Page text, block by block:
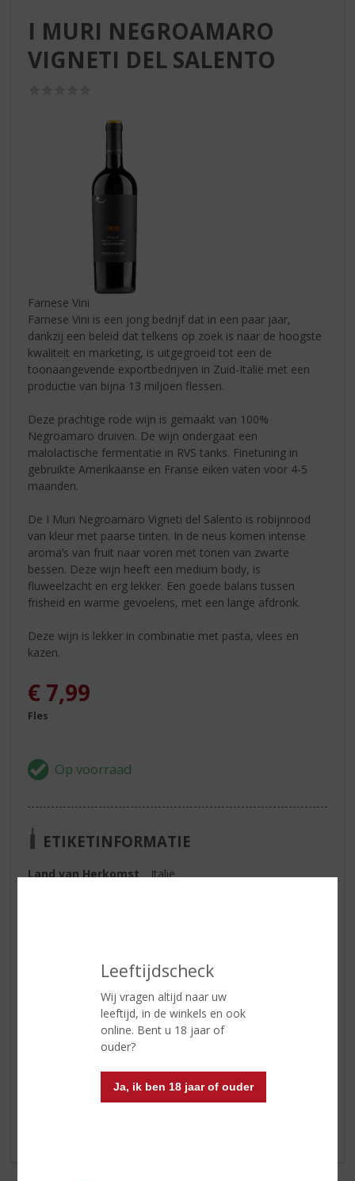
Leeftijdscheck
Wij vragen altijd naar uw
leeftijd, in de winkels en ook
online. Bent u 18 jaar of
ouder?
Ja, ik ben 18 jaar of ouder
I MURI NEGROAMARO
VIGNETI DEL SALENTO
Farnese Vini
Farnese Vini is een jong bedrijf dat in een paar jaar,
dankzij een beleid dat telkens op zoek is naar de hoogste
kwaliteit en marketing, is uitgegroeid tot een de
toonaangevende exportbedrijven in Zuid-Italië met een
productie van bijna 13 miljoen flessen.
Deze prachtige rode wijn is gemaakt van 100%
Negroamaro druiven. De wijn ondergaat een
malolactische fermentatie in RVS tanks. Finetuning in
gebruikte Amerikaanse en Franse eiken vaten voor 4-5
maanden.
De I Muri Negroamaro Vigneti del Salento is robijnrood
van kleur met paarse tinten. In de neus komen intense
aroma’s van fruit naar voren met tonen van zwarte
bessen. Deze wijn heeft een medium body, is
fluweelzacht en erg lekker. Een goede balans tussen
frisheid en warme gevoelens, met een lange afdronk.
Deze wijn is lekker in combinatie met pasta, vlees en
kazen.
€ 7,99
Fles
ETIKETINFORMATIE
Land van Herkomst
Italië
Smaaktype Wijn
Robuust & Intens
Reviews